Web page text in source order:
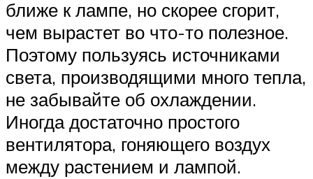
ближе к лампе, но скорее сгорит,
чем вырастет во что-то полезное.
Поэтому пользуясь источниками
света, производящими много тепла,
не забывайте об охлаждении.
Иногда достаточно простого
вентилятора, гоняющего воздух
между растением и лампой.